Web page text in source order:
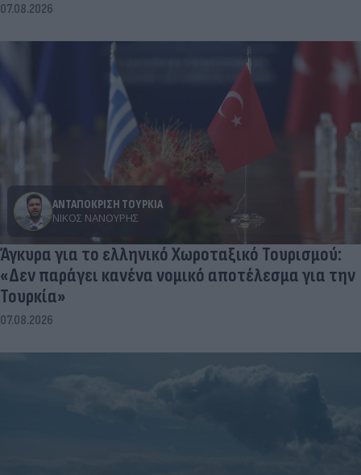
07.08.2026
ΑΝΤΑΠΟΚΡΙΣΗ ΤΟΥΡΚΙΑ
ΝΊΚΟΣ ΝΑΝΟΎΡΗΣ
Άγκυρα για το ελληνικό Χωροταξικό Τουρισμού:
«Δεν παράγει κανένα νομικό αποτέλεσμα για την
Τουρκία»
07.08.2026